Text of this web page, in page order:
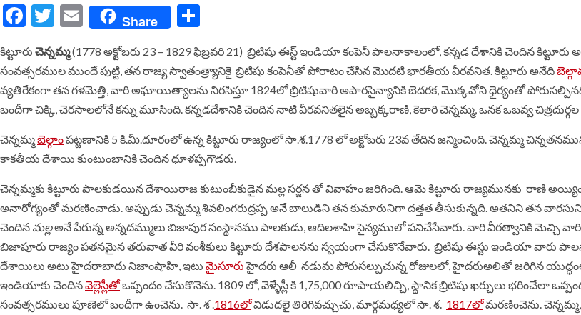
Facebook
Twitter
EmailShare
కిట్టూరు చెన్నమ్మ(1778 అక్టోబరు 23 – 1829ఫిబ్రవరి 21) బ్రిటిషు ఈస్ట్ఇండియాకంపెనీపాలనాకాలంలో, కన్నడదేశానికిచెందినకిట్టూరు
సంవత్సరములముందేపుట్టి తనరాజ్యస్వాతంత్ర్యానికై బ్రిటిషు కంపెనీతోపోరాటంచేసినమొదటిభారతీయ వీరవనిత కిట్టూరు అనేది
వ్యతిరేకంగాతనగళమెత్తి వారిఅఘాయిత్యాలను నిరసిస్తూ 1824లోబ్రిటిషువారిఅపారసైన్యానికిబెదరక, మొక్కవోనిధైర్యంతో
బందీగాచిక్కి చెరసాలలోనేకన్ను మూసింది కన్నడదేశానికిచెందిననాటివీరవనితలైనఅబ్బక్కరాణి కెలారిచెన్నమ్మ ఒనకఒబవ్వచిత్రదుర్గల
చెన్నమ్మబెల్గాంపట్టణానికి 5 కిమీదూరంలోఉన్న కిట్టూరు రాజ్యంలోసాశ.1778 లోఅక్టోబరు 23వతేదినజన్మించింది చెన్నమ్మ
కాకతీయ దేశాయి కుంటుంబానికిచెందినధూళప్పగౌడరు
చెన్నమ్మకు కిట్టూరు పాలకుడయినదేశాయిరాజకుటుంబీకుడైనమల్లసర్జనతోవివాహంజరిగింది ఆమెకిట్టూరు రాజ్యమునకు రాణి
అనారోగ్యంతోమరణించాడు అప్పుడు చెన్నమ్మశివలింగరుద్రప్ప అనేబాలుడినితన కుమారునిగాదత్తతతీసుకున్నది అతనినితన
చెందిన మల్లఅనేపేరున్న అన్నదమ్ములు బిజాపురసంస్థానము పాలకుడు, ఆదిలశాహిసైన్యములోపనిచేసేవారు వారివీరత్వానికిమెచ్చి
బిజాపూరు రాజ్యంపతనమైనతరువాతవీరివంశీకులు కిట్టూరు దేశపాలనను స్వయంగాచేసుకొనేవారు బ్రిటిషు ఈస్టు ఇండియావారు
దేశాయిలు అటు హైదరాబాదు నిజాంషాహి ఇటు మైసూరు హైదరు ఆలీ నడుమపోరుసల్పుచున్న రోజులలో,హైదరుఅలితోజరిగిన
ఇండియాకు చెందినవెల్లెస్లీతోఒప్పందంచేసుకొనెను . 1809లో, వెళ్ళేస్లీకి 1 ,75,000రూపాయలిచ్చి స్థానికబ్రిటిషు ఖర్చులు భరించేలా
సంవత్సరములు పూణెలోబందీగాఉంచెను సా. శ . 1816లోవిడుదలైతిరిగివచ్చుచు, మార్గమధ్యలోసా. శ. 1817లోమరణించెను చెన్నమ్మ